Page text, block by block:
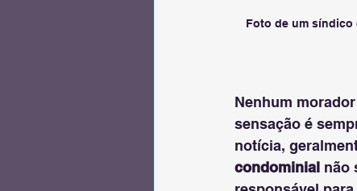
Foto de um síndico
Nenhum
sensação é
notícia,
condominial não